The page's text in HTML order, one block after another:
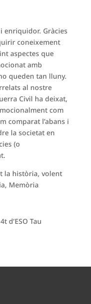
enriquidor. Gràcies
coneixement
aspectes que
amb
queden tan lluny.
al nostre
Civil ha deixat,
com
comparat l’abans i
la societat en
(o
la història, volent
Memòria
d’ESO Tau